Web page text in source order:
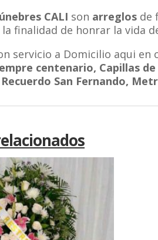
CALI son arreglos de
la finalidad de honrar la vida
servicio a Domicilio aqui en
centenario, Capillas
Recuerdo San Fernando,